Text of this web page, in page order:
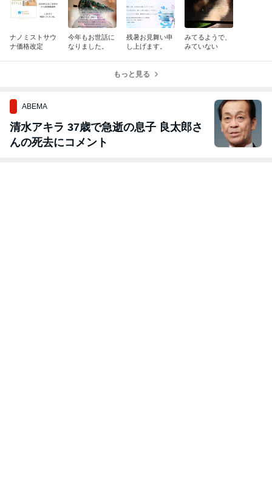
ナノミストサウ
ナ価格改定
今年もお世話に
なりました。
残暑お見舞い申
し上げます。
みてるようで、
みていない
もっと見る
ABEMA
清水アキラ 37歳で急逝の息子 良太郎さ
んの死去にコメント